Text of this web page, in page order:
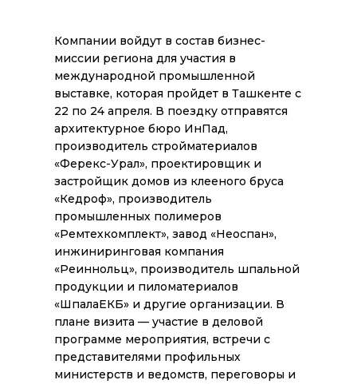
Компании войдут в состав бизнес-
миссии региона для участия в
международной промышленной
выставке, которая пройдет в Ташкенте с
22 по 24 апреля. В поездку отправятся
архитектурное бюро ИнПад,
производитель стройматериалов
«Ферекс-Урал», проектировщик и
застройщик домов из клееного бруса
«Кедроф», производитель
промышленных полимеров
«Ремтехкомплект», завод «Неоспан»,
инжиниринговая компания
«Реиннольц», производитель шпальной
продукции и пиломатериалов
«ШпалаЕКБ» и другие организации. В
плане визита — участие в деловой
программе мероприятия, встречи с
представителями профильных
министерств и ведомств, переговоры и